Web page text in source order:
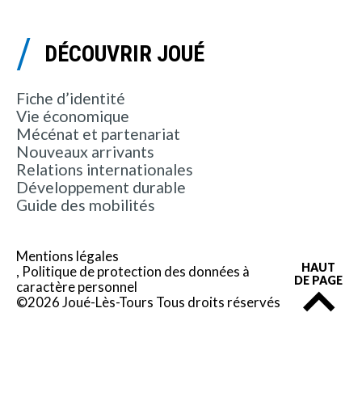
DÉCOUVRIR JOUÉ
Fiche d’identité
Vie économique
Mécénat et partenariat
Nouveaux arrivants
Relations internationales
Développement durable
Guide des mobilités
Mentions légales
Politique de protection des données à
caractère personnel
©2026 Joué-Lès-Tours Tous droits réservés
HAUT
DE PAGE